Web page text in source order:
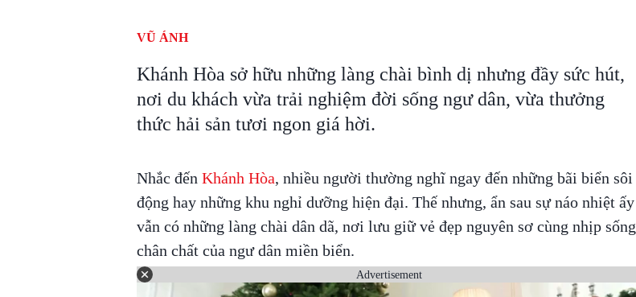
VŨ ÁNH
Khánh Hòa sở hữu những làng chài bình dị nhưng đầy sức hút,
nơi du khách vừa trải nghiệm đời sống ngư dân, vừa thưởng
thức hải sản tươi ngon giá hời.
Nhắc đến Khánh Hòa, nhiều người thường nghĩ ngay đến những bãi biển sôi
động hay những khu nghỉ dưỡng hiện đại. Thế nhưng, ẩn sau sự náo nhiệt ấy
vẫn có những làng chài dân dã, nơi lưu giữ vẻ đẹp nguyên sơ cùng nhịp sống
chân chất của ngư dân miền biển.
Advertisement